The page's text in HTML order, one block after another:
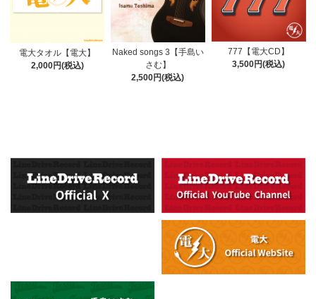
電大タオル【電大】
2,000円(税込)
Naked songs 3【手島い
さむ】
2,500円(税込)
777【電大CD】
3,500円(税込)